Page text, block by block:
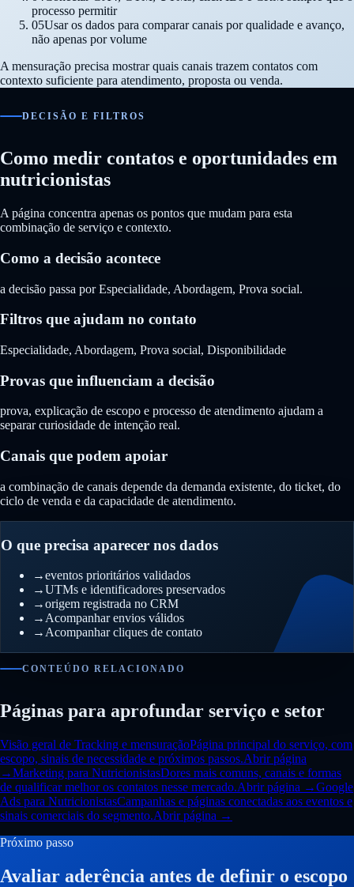
processo permitir
05Usar os dados para comparar canais por qualidade e avanço,
não apenas por volume
A mensuração precisa mostrar quais canais trazem contatos com
contexto suficiente para atendimento, proposta ou venda.
DECISÃO E FILTROS
Como medir contatos e oportunidades em
nutricionistas
A página concentra apenas os pontos que mudam para esta
combinação de serviço e contexto.
Como a decisão acontece
a decisão passa por Especialidade, Abordagem, Prova social.
Filtros que ajudam no contato
Especialidade, Abordagem, Prova social, Disponibilidade
Provas que influenciam a decisão
prova, explicação de escopo e processo de atendimento ajudam a
separar curiosidade de intenção real.
Canais que podem apoiar
a combinação de canais depende da demanda existente, do ticket, do
ciclo de venda e da capacidade de atendimento.
O que precisa aparecer nos dados
→eventos prioritários validados
→UTMs e identificadores preservados
→origem registrada no CRM
→ Acompanhar envios válidos
→ Acompanhar cliques de contato
CONTEÚDO RELACIONADO
Páginas para aprofundar serviço e setor
Visão geral de Tracking e mensuraçãoPágina principal do serviço, com
escopo, sinais de necessidade e próximos passos.Abrir página
→Marketing para NutricionistasDores mais comuns, canais e formas
de qualificar melhor os contatos nesse mercado.Abrir página →Google
Ads para NutricionistasCampanhas e páginas conectadas aos eventos e
sinais comerciais do segmento.Abrir página →
Próximo passo
Avaliar aderência antes de definir o escopo